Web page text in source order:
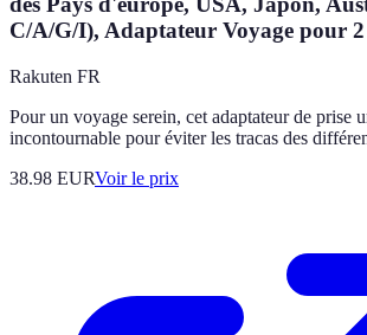
C/A/G/I), Adaptateur Voyage pour 2
Rakuten FR
Pour un voyage serein, cet adaptateur de prise
incontournable pour éviter les tracas des
38.98 EURVoir le prix